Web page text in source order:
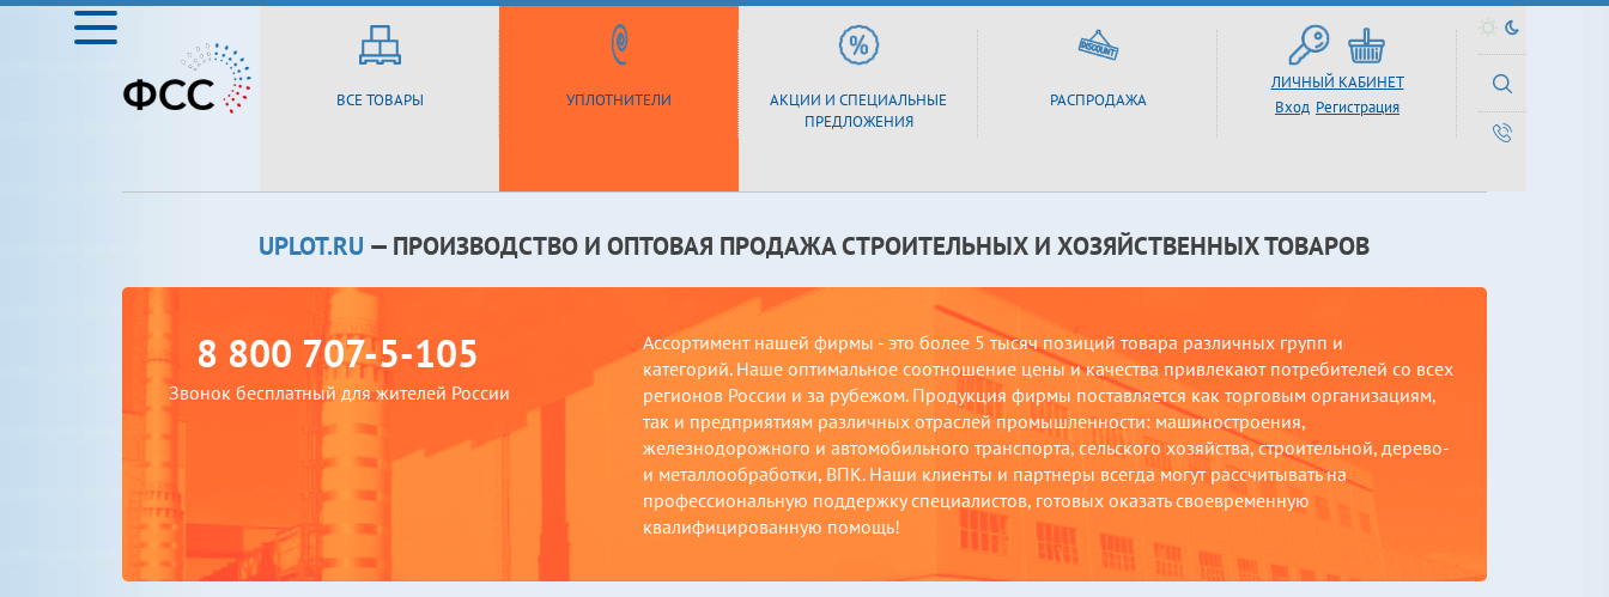
ВСЕ ТОВАРЫ УПЛОТНИТЕЛИ
АКЦИИ И СПЕЦИАЛЬНЫЕ
ПРЕДЛОЖЕНИЯ
РАСПРОДАЖА
ЛИЧНЫЙ КАБИНЕТ
Вход Регистрация
UPLOT.RU — ПРОИЗВОДСТВО И ОПТОВАЯ ПРОДАЖА СТРОИТЕЛЬНЫХ И ХОЗЯЙСТВЕННЫХ ТОВАРОВ
8 800 707-5-105
Звонок бесплатный для жителей России
Ассортимент нашей фирмы - это более 5 тысяч позиций товара различных групп и
категорий. Наше оптимальное соотношение цены и качества привлекают потребителей со всех
регионов России и за рубежом. Продукция фирмы поставляется как торговым организациям,
так и предприятиям различных отраслей промышленности: машиностроения,
железнодорожного и автомобильного транспорта, сельского хозяйства, строительной, дерево-
и металлообработки, ВПК. Наши клиенты и партнеры всегда могут рассчитывать на
профессиональную поддержку специалистов, готовых оказать своевременную
квалифицированную помощь!